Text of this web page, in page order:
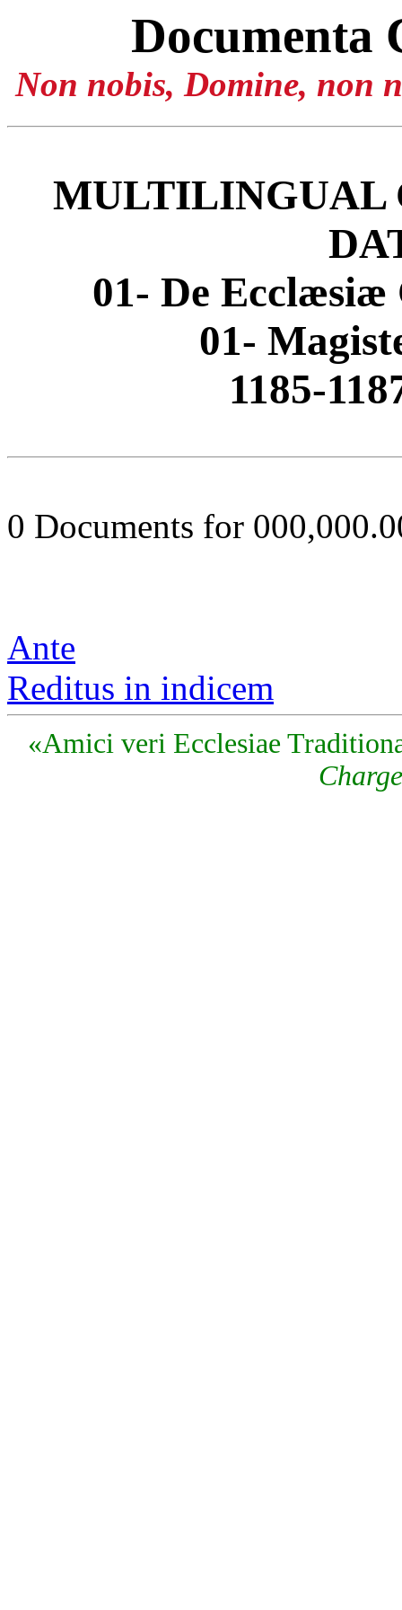
Documenta
Non nobis, Domine, non
MULTILINGUAL
01- De
01-
1185-
0 Documents for
Ante
Reditus in indicem
«Amici veri Ecclesiae